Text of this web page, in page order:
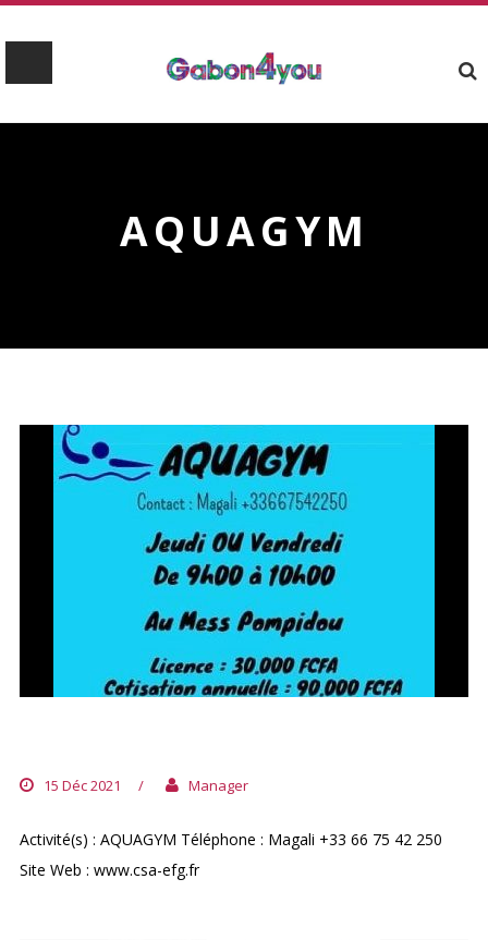
AQUAGYM
15 Déc 2021 / Manager
Activité(s) : AQUAGYM Téléphone : Magali +33 66 75 42 250
Site Web : www.csa-efg.fr